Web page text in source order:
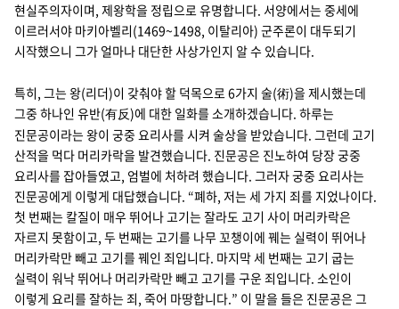
현실주의자이며, 제왕학을 정립으로 유명합니다. 서양에서는 중세에
이르러서야 마키아벨리(1469~1498, 이탈리아) 군주론이 대두되기
시작했으니 그가 얼마나 대단한 사상가인지 알 수 있습니다.
특히, 그는 왕(리더)이 갖춰야 할 덕목으로 6가지 술(術)을 제시했는데
그중 하나인 유반(有反)에 대한 일화를 소개하겠습니다. 하루는
진문공이라는 왕이 궁중 요리사를 시켜 술상을 받았습니다. 그런데 고기
산적을 먹다 머리카락을 발견했습니다. 진문공은 진노하여 당장 궁중
요리사를 잡아들였고, 엄벌에 처하려 했습니다. 그러자 궁중 요리사는
진문공에게 이렇게 대답했습니다. “폐하, 저는 세 가지 죄를 지었나이다.
첫 번째는 칼질이 매우 뛰어나 고기는 잘라도 고기 사이 머리카락은
자르지 못함이고, 두 번째는 고기를 나무 꼬챙이에 꿰는 실력이 뛰어나
머리카락만 빼고 고기를 꿰인 죄입니다. 마지막 세 번째는 고기 굽는
실력이 워낙 뛰어나 머리카락만 빼고 고기를 구운 죄입니다. 소인이
이렇게 요리를 잘하는 죄, 죽어 마땅합니다.” 이 말을 들은 진문공은 그